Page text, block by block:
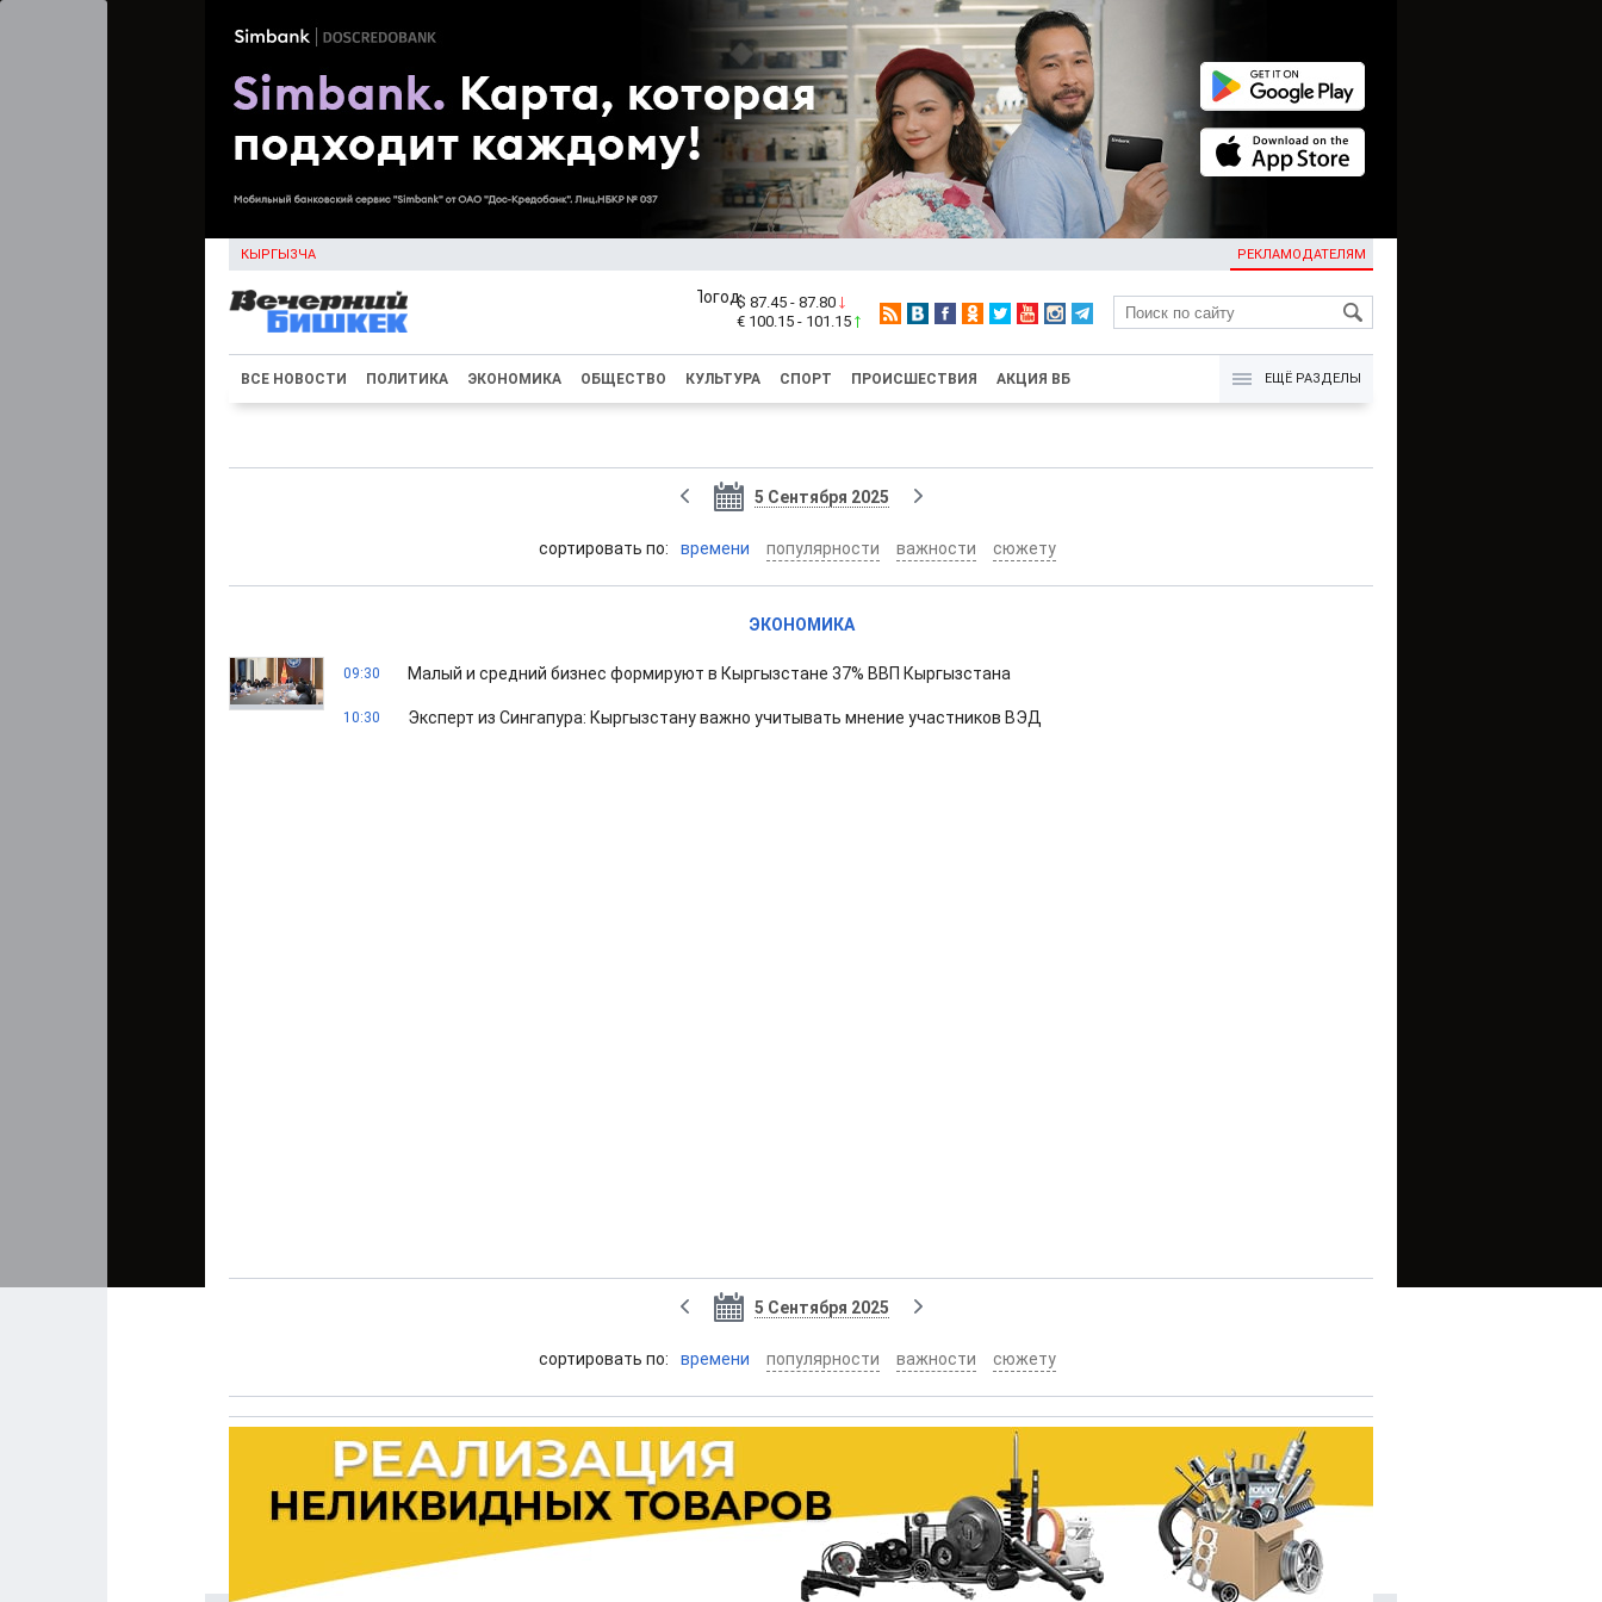
КЫРГЫЗЧА РЕКЛАМОДАТЕЛЯМ
KG
$ 87.45 - 87.80
€ 100.15 - 101.15
ВСЕ НОВОСТИ ПОЛИТИКА ЭКОНОМИКА ОБЩЕСТВО КУЛЬТУРА СПОРТ ПРОИСШЕСТВИЯ АКЦИЯ ВБ ЕЩЁ РАЗДЕЛЫ
5 Сентября 2025
cортировать по: времени популярности важности сюжету
ЭКОНОМИКА
09:30 Малый и средний бизнес формируют в Кыргызстане 37% ВВП Кыргызстана
10:30 Эксперт из Сингапура: Кыргызстану важно учитывать мнение участников ВЭД
5 Сентября 2025
cортировать по: времени популярности важности сюжету